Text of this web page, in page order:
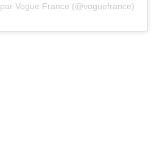
Vogue France (@voguefrance)